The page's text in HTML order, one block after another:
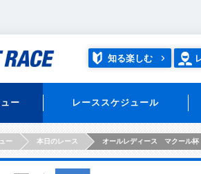
知る楽しむ
ー レーススケジュール
ー 本日のレース オールレディース マクール杯